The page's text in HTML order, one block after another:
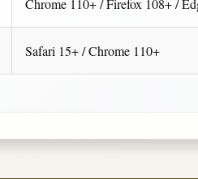
Chrome 110+ / Firefox 108+ /
Safari 15+ / Chrome 110+